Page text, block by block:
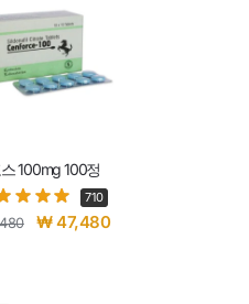
100mg 100정
710
₩47,480